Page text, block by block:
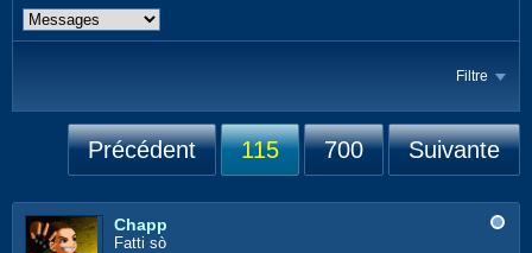
Filtre
Précédent 115 700 Suivante
Chapp
Fatti sò